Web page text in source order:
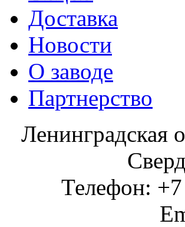
Доставка
Новости
О заводе
Партнерство
Ленинградская
Телефон: